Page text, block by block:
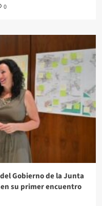
0
Gobierno de la Junta
su primer encuentro